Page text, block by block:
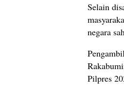
Selain
negara
Pilpres